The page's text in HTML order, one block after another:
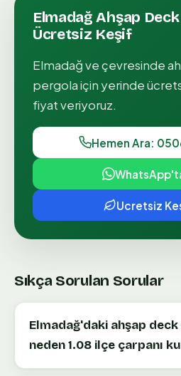
Elmadağ Ahşap
Ücretsiz Keşif
Elmadağve çevresinde
pergolaiçin yerinde
fiyat veriyoruz.
Hemen Ara:
Ucretsiz
Sıkça Sorulan Sorular
Elmadağ'daki ahşap
neden 1.08 ilçe çarpanı